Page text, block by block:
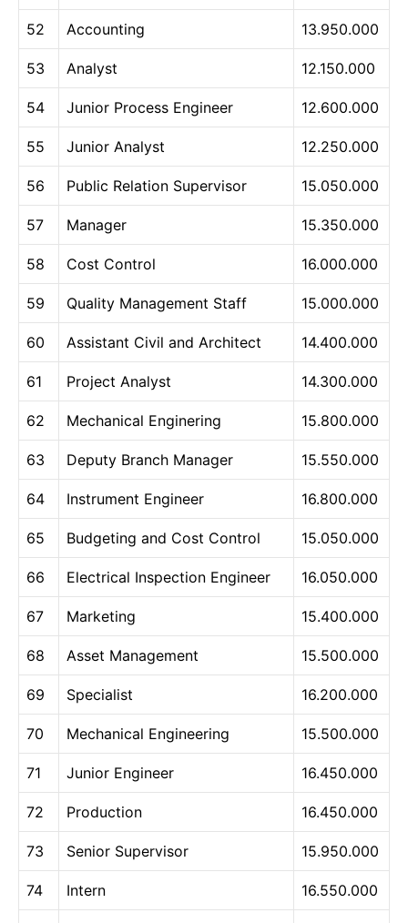
52 Accounting 13.950.000
53 Analyst 12.150.000
54 Junior Process Engineer 12.600.000
55 Junior Analyst 12.250.000
56 Public Relation Supervisor 15.050.000
57 Manager 15.350.000
58 Cost Control 16.000.000
59 Quality Management Staff 15.000.000
60 Assistant Civil and Architect 14.400.000
61 Project Analyst 14.300.000
62 Mechanical Enginering 15.800.000
63 Deputy Branch Manager 15.550.000
64 Instrument Engineer 16.800.000
65 Budgeting and Cost Control 15.050.000
66 Electrical Inspection Engineer 16.050.000
67 Marketing 15.400.000
68 Asset Management 15.500.000
69 Specialist 16.200.000
70 Mechanical Engineering 15.500.000
71 Junior Engineer 16.450.000
72 Production 16.450.000
73 Senior Supervisor 15.950.000
74 Intern 16.550.000